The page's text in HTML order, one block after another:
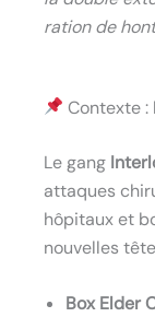
ration de
Contexte :
Le gang
attaques
hôpitaux et
nouvelles
Box Elder